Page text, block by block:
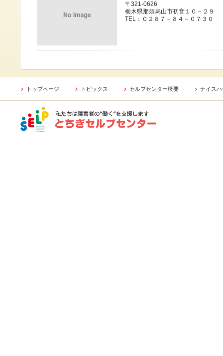
〒321-0626
栃木県那須烏山市初音１０－２９
TEL：０２８７－８４－０７３０
トップページ トピックス セルプセンター概要 ナイス